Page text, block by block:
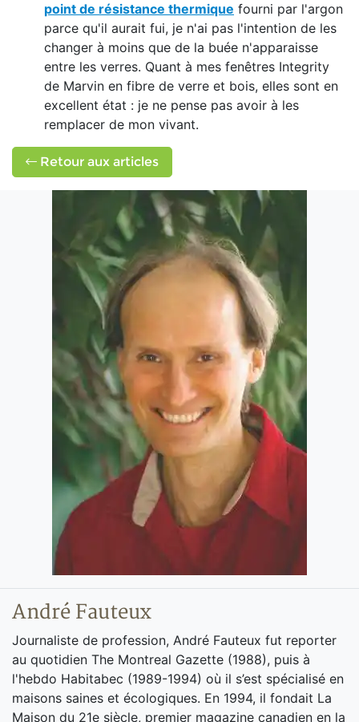
point de résistance thermique fourni par l'argon
parce qu'il aurait fui, je n'ai pas l'intention de les
changer à moins que de la buée n'apparaisse
entre les verres. Quant à mes fenêtres Integrity
de Marvin en fibre de verre et bois, elles sont en
excellent état : je ne pense pas avoir à les
remplacer de mon vivant.
Retour aux articles
André Fauteux
Journaliste de profession, André Fauteux fut reporter
au quotidien The Montreal Gazette (1988), puis à
l'hebdo Habitabec (1989-1994) où il s’est spécialisé en
maisons saines et écologiques. En 1994, il fondait La
Maison du 21e siècle, premier magazine canadien en la